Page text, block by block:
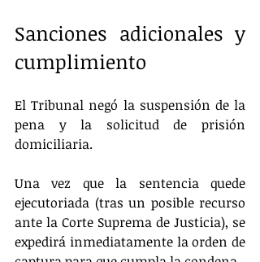
Sanciones adicionales y
cumplimiento
El Tribunal negó la suspensión de la
pena y la solicitud de prisión
domiciliaria.
Una vez que la sentencia quede
ejecutoriada (tras un posible recurso
ante la Corte Suprema de Justicia), se
expedirá inmediatamente la orden de